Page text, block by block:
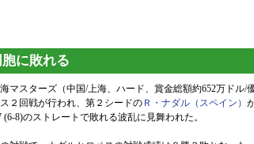
に敗れる
マスターズ（中国/上海、ハード、賞金総額約652万ドル/
２回戦が行われ、第２シードの Ｒ・ナダル（スペイン）
(6-8)のストレートで敗れる波乱に見舞われた。